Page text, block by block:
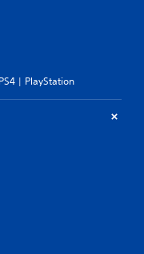
| PlayStation